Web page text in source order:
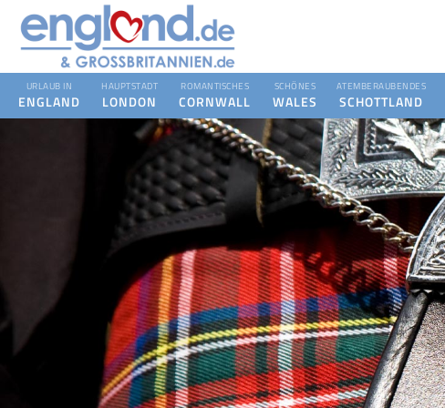
URLAUB IN
ENGLAND
HAUPTSTADT
LONDON
ROMANTISCHES
CORNWALL
SCHÖNES
WALES
ATEMBERAUBENDES
SCHOTTLAND